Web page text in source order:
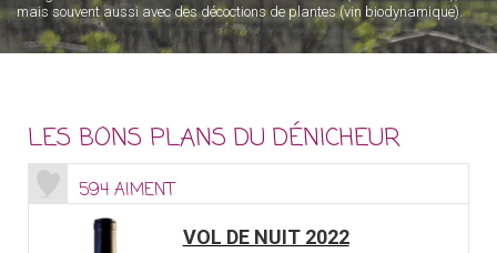
mais souvent aussi avec des décoctions de plantes (vin biodynamique).
LES BONS PLANS DU DÉNICHEUR
594 AIMENT
VOL DE NUIT 2022